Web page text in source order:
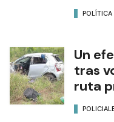
POLÍTICA
Un
tras
ruta